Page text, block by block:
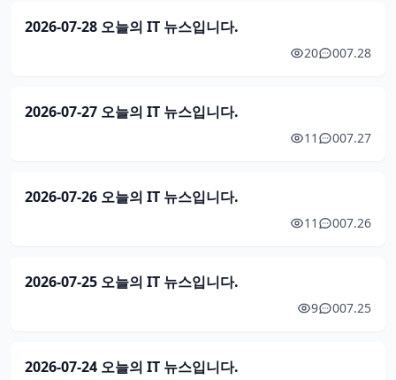
2026-07-28 오늘의 IT 뉴스입니다.
20 007.28
2026-07-27 오늘의 IT 뉴스입니다.
11 007.27
2026-07-26 오늘의 IT 뉴스입니다.
11 007.26
2026-07-25 오늘의 IT 뉴스입니다.
9 007.25
2026-07-24 오늘의 IT 뉴스입니다.